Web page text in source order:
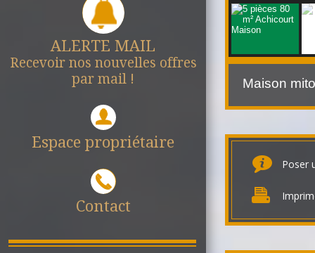
ALERTE MAIL
Recevoir nos nouvelles offres
par mail !
Espace propriétaire
Contact
Maison
Poser